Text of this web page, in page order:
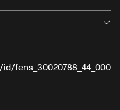
fens_30020788_44_000